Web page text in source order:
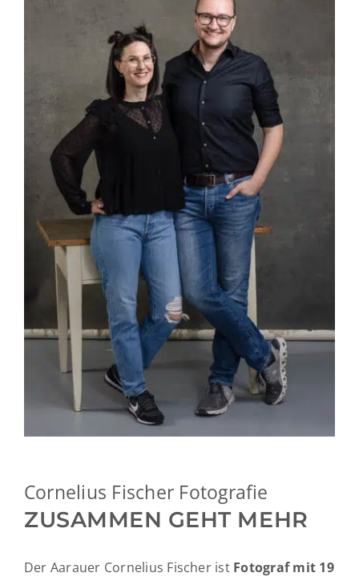
Cornelius Fischer Fotografie
ZUSAMMEN GEHT MEHR
Der Aarauer Cornelius Fischer ist Fotograf mit 19